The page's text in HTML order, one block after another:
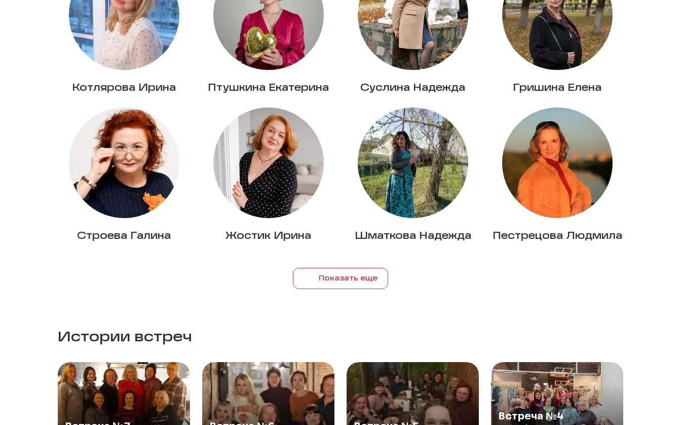
Котлярова Ирина Птушкина Екатерина Суслина Надежда Гришина Елена
Строева Галина Жостик Ирина Шматкова Надежда Пестрецова Людмила
Показать еще
Истории встреч
Встреча №4